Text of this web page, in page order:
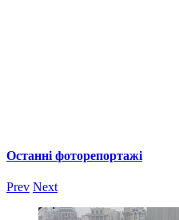
Останні фоторепортажі
Prev Next